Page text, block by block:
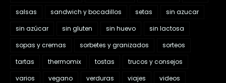
salsas
sandwich y bocadillos setas
sin azucar
sin azúcar
sin gluten sin huevo
sin lactosa
sopas y cremas
sorbetes y granizados
sorteos
tartas
thermomix tostas
trucos y consejos
varios
vegano verduras viajes
videos